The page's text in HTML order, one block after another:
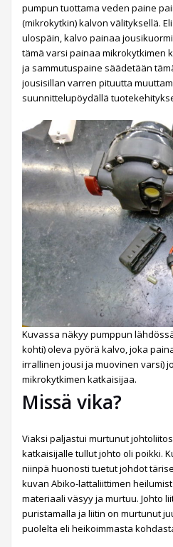
pumpun tuottama veden paine
(mikrokytkin) kalvon välityksellä.
ulospäin, kalvo painaa
tämä varsi painaa mikrokytkimen
ja sammutuspaine säädetään
jousisillan varren pituutta
suunnittelupöydällä
Kuvassa näkyy pumppun
kohti) oleva pyörä kalvo, joka
irrallinen jousi ja muovinen varsi)
mikrokytkimen katkaisijaa.
Missä vika?
Viaksi paljastui murtunut
katkaisijalle tullut johto oli poikki.
niinpä huonosti tuetut johdot
kuvan Abiko-lattaliittimen
materiaali väsyy ja murtuu. Johto
puristamalla ja liitin on murtunut
puolelta eli heikoimmasta